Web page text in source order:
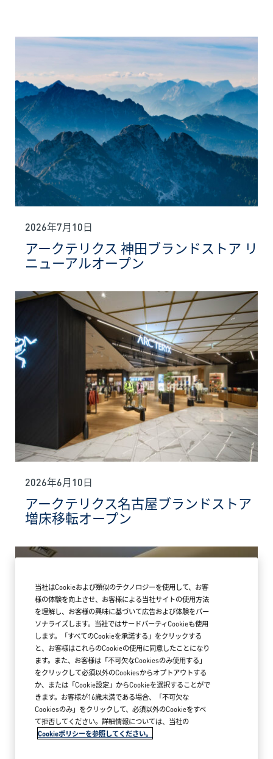
2026年7月10日
アークテリクス 神田ブランドストア リ
ニューアルオープン
2026年6月10日
アークテリクス名古屋ブランドストア
増床移転オープン
2026年5月18日
当社はCookieおよび類似のテクノロジーを使用して、お客
様の体験を向上させ、お客様による当社サイトの使用方法
を理解し、お客様の興味に基づいて広告および体験をパー
ソナライズします。当社ではサードパーティCookieも使用
します。「すべてのCookieを承諾する」をクリックする
と、お客様はこれらのCookieの使用に同意したことになり
ます。また、お客様は「不可欠なCookiesのみ使用する」
をクリックして必須以外のCookiesからオプトアウトする
か、または「Cookie設定」からCookieを選択することがで
きます。お客様が16歳未満である場合、「不可欠な
Cookiesのみ」をクリックして、必須以外のCookieをすべ
て拒否してください。詳細情報については、当社の
Cookieポリシーを参照してください。